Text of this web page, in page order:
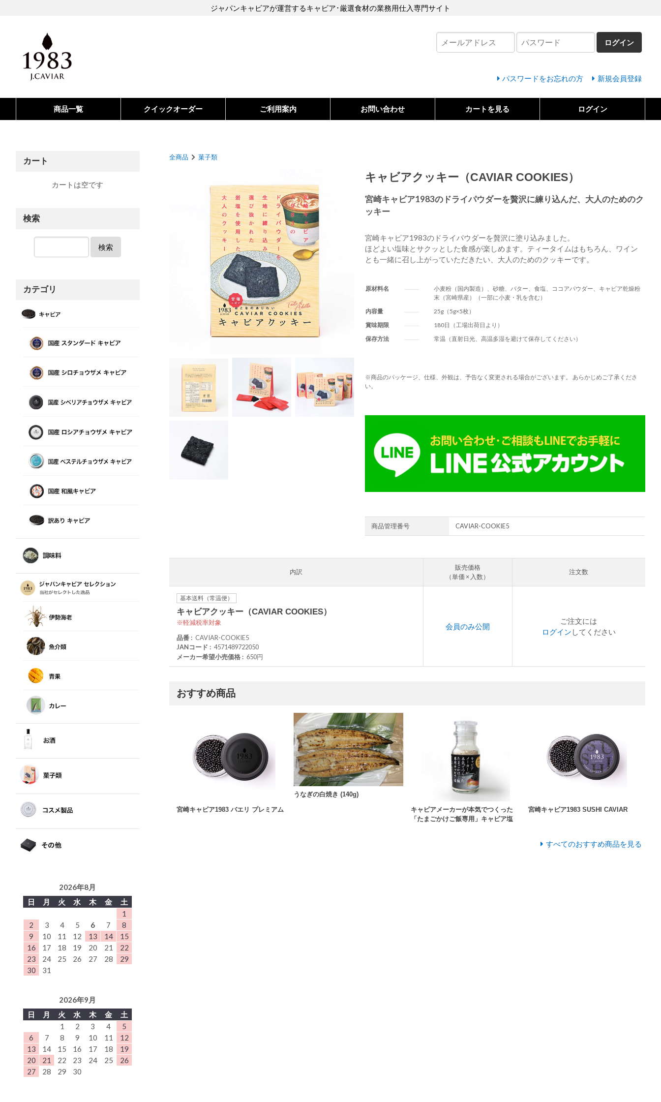
ジャパンキャビアが運営するキャビア･厳選食材の業務用仕入専門サイト
ログイン
パスワードをお忘れの方 新規会員登録
商品一覧 クイックオーダー ご利用案内 お問い合わせ カートを見る ログイン
全商品 菓子類
キャビアクッキー（CAVIAR COOKIES）
宮崎キャビア1983のドライパウダーを贅沢に練り込んだ、大人のためのク
ッキー
宮崎キャビア1983のドライパウダーを贅沢に塗り込みました。
ほどよい塩味とサクッとした食感が楽しめます。ティータイムはもちろん、ワイン
とも一緒に召し上がっていただきたい、大人のためのクッキーです。
原材料名
小麦粉（国内製造）、砂糖、バター、食塩、ココアパウダー、キャビア乾燥粉
末（宮崎県産）（一部に小麦・乳を含む）
内容量
25g（5g×5枚）
賞味期限
180日（工場出荷日より）
保存方法
常温（直射日光、高温多湿を避けて保存してください）
※商品のパッケージ、仕様、外観は、予告なく変更される場合がございます。 あらかじめご了承くださ
い。
商品管理番号 CAVIAR-COOKIE5
内訳
販売価格
（単価 × 入数）
注文数
基本送料（常温便）
キャビアクッキー（CAVIAR COOKIES）
軽減税率対象
品番
CAVIAR-COOKIE5
JANコード
4571489722050
メーカー希望小売価格
650円
会員のみ公開
ご注文には
ログイン してください
おすすめ商品
宮崎キャビア1983 バエリ プレミアム
うなぎの白焼き (140g)
キャビアメーカーが本気でつくった
「たまごかけご飯専用」キャビア塩
宮崎キャビア1983 SUSHI CAVIAR
すべてのおすすめ商品を見る
カート
カートは空です
検索
検索
カテゴリ
2026年8月
日
月 火 水 木 金
土
1
2
3 4 5 6 7
8
9
10 11 12 13 14
15
16
17 18 19 20 21
22
23
24 25 26 27 28
29
30
31
2026年9月
日
月 火 水 木 金
土
1
2 3 4
5
6
7 8 9 10 11
12
13
14 15 16 17 18
19
20
21 22 23 24 25
26
27
28 29 30